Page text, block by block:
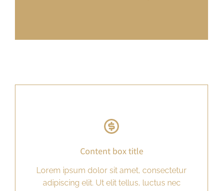
Content box title
Lorem ipsum dolor sit amet, consectetur
adipiscing elit. Ut elit tellus, luctus nec